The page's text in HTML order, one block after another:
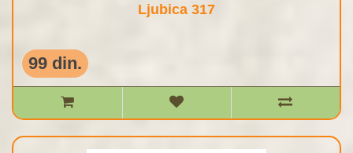
Ljubica 317
99 din.